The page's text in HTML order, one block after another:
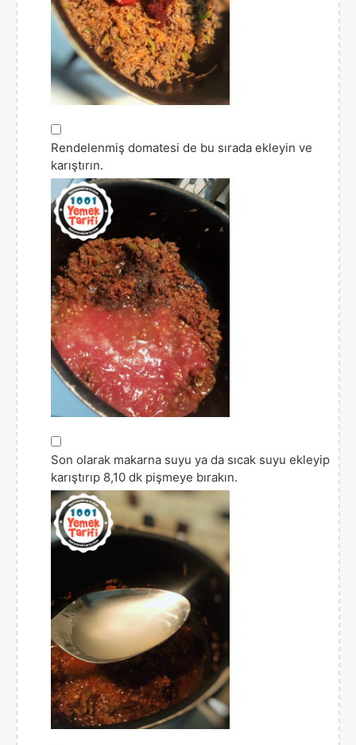
▢
Rendelenmiş domatesi de bu sırada ekleyin ve
karıştırın.
▢
Son olarak makarna suyu ya da sıcak suyu ekleyip
karıştırıp 8,10 dk pişmeye bırakın.